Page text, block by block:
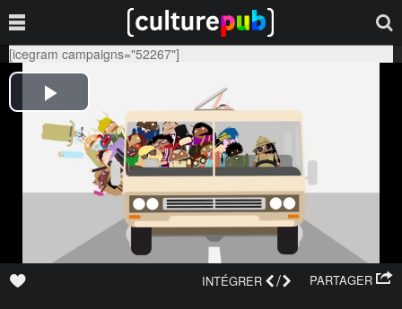
[icegram campaigns="52267"]
PARTAGER
INTÉGRER /